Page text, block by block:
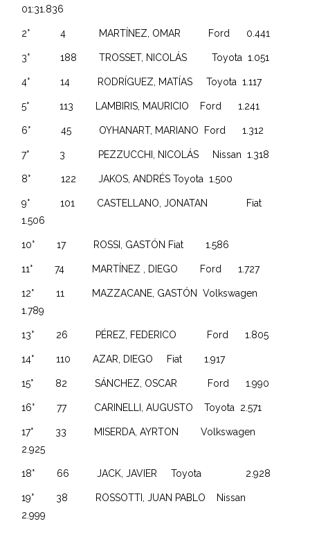
01:31.836
2° 4 MARTÍNEZ, OMAR Ford 0.441
3° 188 TROSSET, NICOLÁS Toyota 1.051
4° 14 RODRÍGUEZ, MATÍAS Toyota 1.117
5° 113 LAMBIRIS, MAURICIO Ford 1.241
6° 45 OYHANART, MARIANO Ford 1.312
7° 3 PEZZUCCHI, NICOLÁS Nissan 1.318
8° 122 JAKOS, ANDRÉS Toyota 1.500
9° 101 CASTELLANO, JONATAN Fiat
1.506
10° 17 ROSSI, GASTÓN Fiat 1.586
11° 74 MARTÍNEZ , DIEGO Ford 1.727
12° 11 MAZZACANE, GASTÓN Volkswagen
1.789
13° 26 PÉREZ, FEDERICO Ford 1.805
14° 110 AZAR, DIEGO Fiat 1.917
15° 82 SÁNCHEZ, OSCAR Ford 1.990
16° 77 CARINELLI, AUGUSTO Toyota 2.571
17° 33 MISERDA, AYRTON Volkswagen
2.925
18° 66 JACK, JAVIER Toyota 2.928
19° 38 ROSSOTTI, JUAN PABLO Nissan
2.999